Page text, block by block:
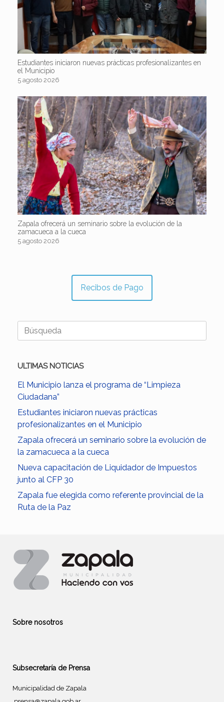
Estudiantes iniciaron nuevas prácticas profesionalizantes en
el Municipio
5 agosto 2026
Zapala ofrecerá un seminario sobre la evolución de la
zamacueca a la cueca
5 agosto 2026
Recibos de Pago
Buscar:
ULTIMAS NOTICIAS
El Municipio lanza el programa de “Limpieza
Ciudadana”
Estudiantes iniciaron nuevas prácticas
profesionalizantes en el Municipio
Zapala ofrecerá un seminario sobre la evolución de
la zamacueca a la cueca
Nueva capacitación de Liquidador de Impuestos
junto al CFP 30
Zapala fue elegida como referente provincial de la
Ruta de la Paz
Sobre nosotros
Subsecretaría de Prensa
Municipalidad de Zapala